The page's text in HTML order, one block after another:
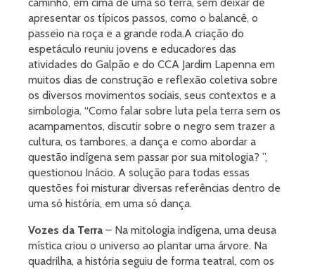
apresentar os típicos passos, como o balancê, o
passeio na roça e a grande roda.A criação do
espetáculo reuniu jovens e educadores das
atividades do Galpão e do CCA Jardim Lapenna em
muitos dias de construção e reflexão coletiva sobre
os diversos movimentos sociais, seus contextos e a
simbologia. “Como falar sobre luta pela terra sem os
acampamentos, discutir sobre o negro sem trazer a
cultura, os tambores, a dança e como abordar a
questão indígena sem passar por sua mitologia? ”,
questionou Inácio. A solução para todas essas
questões foi misturar diversas referências dentro de
uma só história, em uma só dança.
Vozes da Terra – Na mitologia indígena, uma deusa
mística criou o universo ao plantar uma árvore. Na
quadrilha, a história seguiu de forma teatral, com os